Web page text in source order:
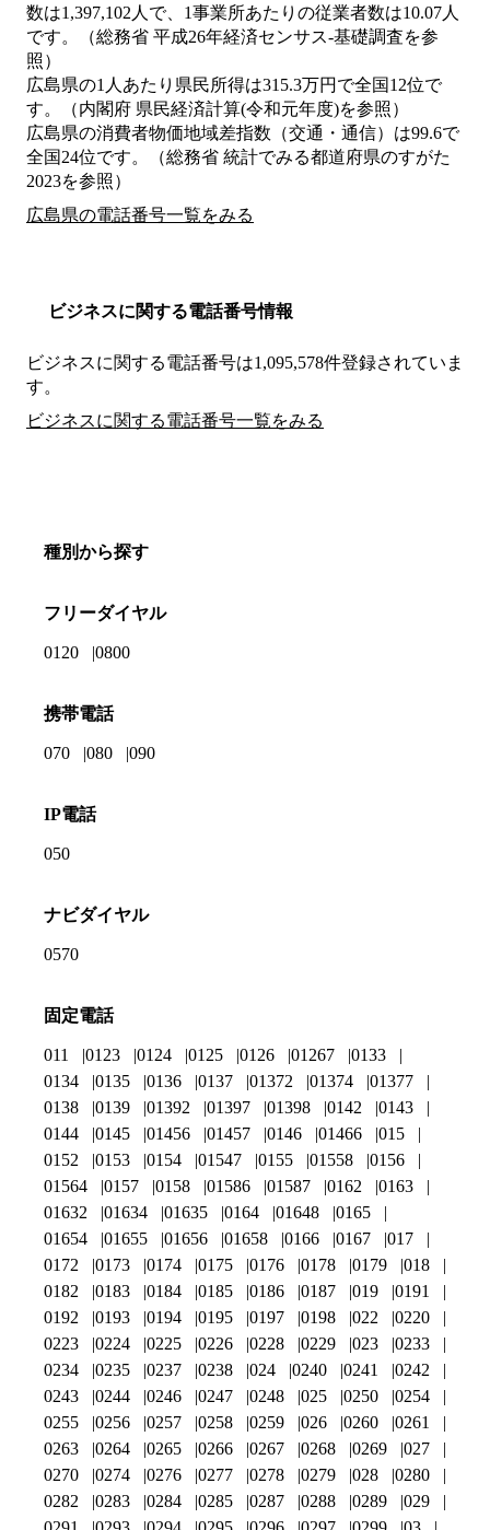
数は1,397,102人で、1事業所あたりの従業者数は10.07人
です。（総務省 平成26年経済センサス‐基礎調査を参
照）
広島県の1人あたり県民所得は315.3万円で全国12位で
す。（内閣府 県民経済計算(令和元年度)を参照）
広島県の消費者物価地域差指数（交通・通信）は99.6で
全国24位です。（総務省 統計でみる都道府県のすがた
2023を参照）
広島県の電話番号一覧をみる
ビジネスに関する電話番号情報
ビジネスに関する電話番号は1,095,578件登録されていま
す。
ビジネスに関する電話番号一覧をみる
種別から探す
フリーダイヤル
0120 0800
携帯電話
070 080 090
IP電話
050
ナビダイヤル
0570
固定電話
011 0123 0124 0125 0126 01267
0133
0134
0135 0136 0137 01372 01374
01377
0138
0139 01392 01397 01398 0142
0143
0144
0145 01456 01457 0146 01466
015
0152
0153 0154 01547 0155 01558
0156
01564
0157 0158 01586 01587 0162
0163
01632
01634 01635 0164 01648
0165
01654
01655 01656 01658 0166 0167
017
0172
0173 0174 0175 0176 0178 0179
018
0182
0183 0184 0185 0186 0187 019
0191
0192
0193 0194 0195 0197 0198 022
0220
0223
0224 0225 0226 0228 0229 023
0233
0234
0235 0237 0238 024 0240 0241
0242
0243
0244 0246 0247 0248 025 0250
0254
0255
0256 0257 0258 0259 026 0260
0261
0263
0264 0265 0266 0267 0268 0269
027
0270
0274 0276 0277 0278 0279 028
0280
0282
0283 0284 0285 0287 0288 0289
029